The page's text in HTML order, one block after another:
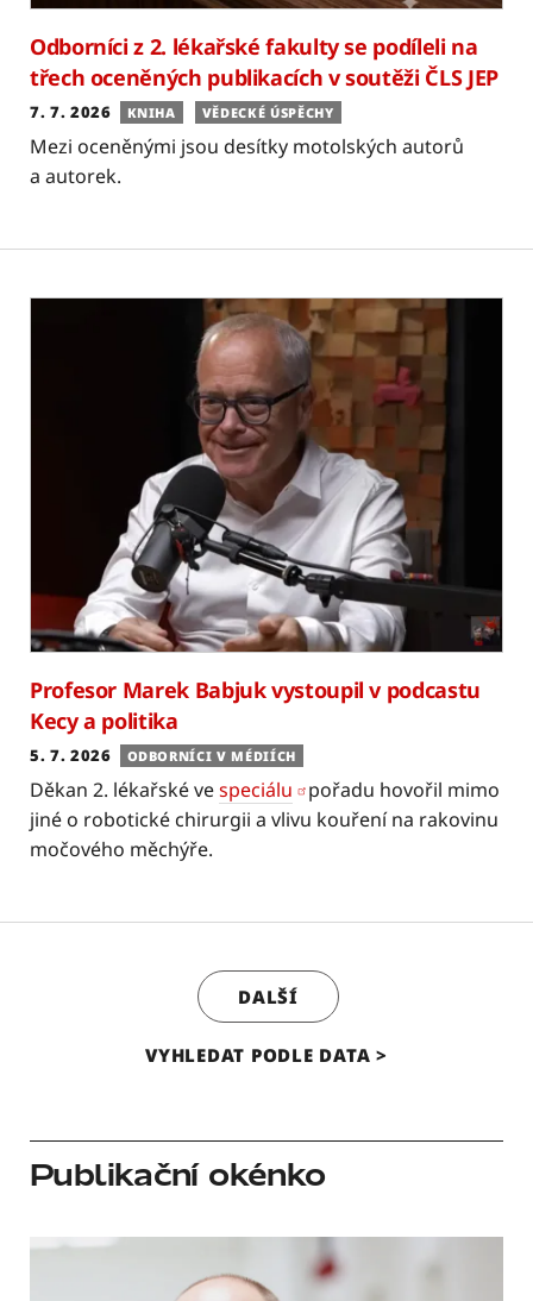
Odborníci z 2. lékařské fakulty se podíleli na
třech oceněných publikacích v soutěži ČLS JEP
7. 7. 2026 KNIHA VĚDECKÉ ÚSPĚCHY
Mezi oceněnými jsou desítky motolských autorů
a autorek.
Profesor Marek Babjuk vystoupil v podcastu
Kecy a politika
5. 7. 2026 ODBORNÍCI V MÉDIÍCH
Děkan 2. lékařské vespeciálu pořadu hovořil mimo
jiné o robotické chirurgii a vlivu kouření na rakovinu
močového měchýře.
DALŠÍ
VYHLEDAT PODLE DATA
Publikační okénko